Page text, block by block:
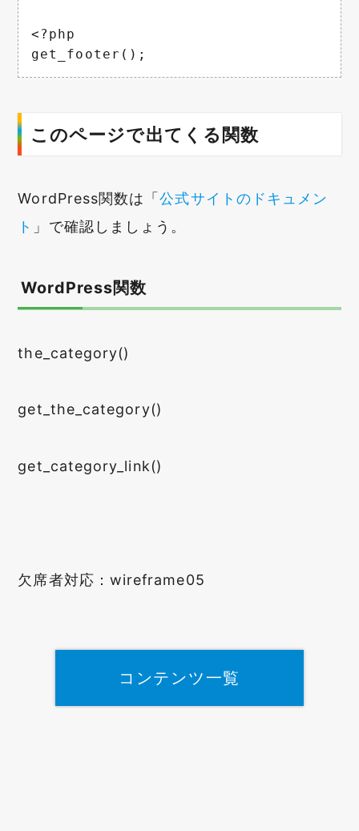
<?php
get_footer();
このページで出てくる関数
WordPress関数は「公式サイトのドキュメン
ト 」で確認しましょう。
WordPress関数
the_category()
get_the_category()
get_category_link()
欠席者対応：wireframe05
コンテンツ一覧